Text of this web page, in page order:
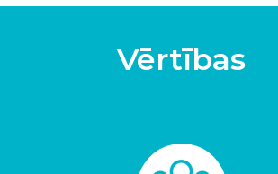
Vērtības